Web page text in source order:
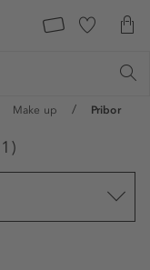
Make up Pribor
1 )